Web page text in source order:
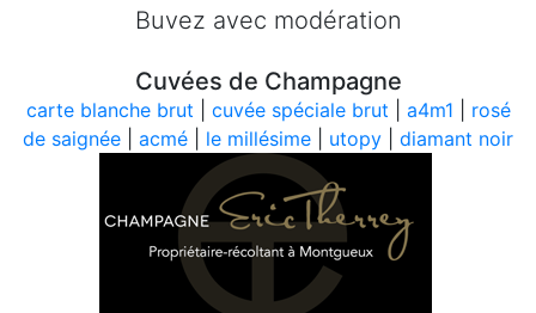
Buvez avec modération
Cuvées de Champagne
carte blanche brut cuvée spéciale brut a4m1
rosé
de saignée
acmé le millésime utopy diamant noir